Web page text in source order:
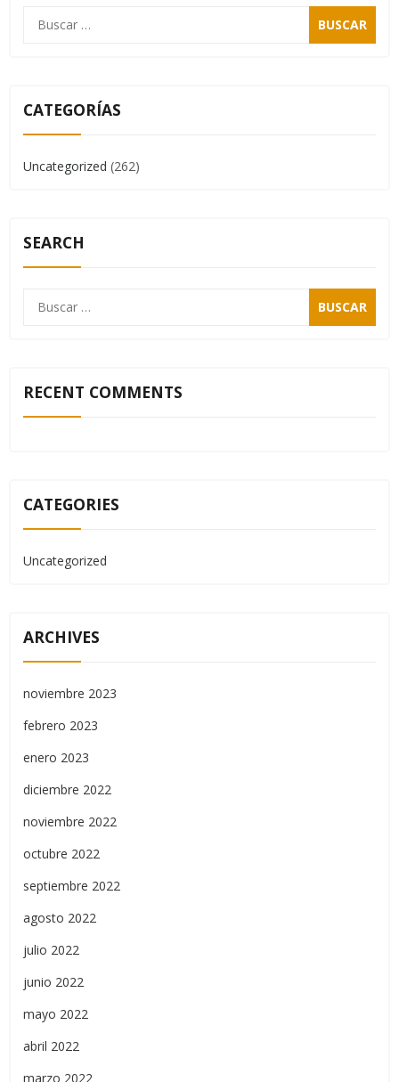
CATEGORÍAS
Uncategorized (262)
SEARCH
RECENT COMMENTS
CATEGORIES
Uncategorized
ARCHIVES
noviembre 2023
febrero 2023
enero 2023
diciembre 2022
noviembre 2022
octubre 2022
septiembre 2022
agosto 2022
julio 2022
junio 2022
mayo 2022
abril 2022
marzo 2022